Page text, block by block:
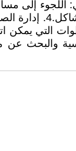
الزوجي: الحصول على
النفسية: العناية